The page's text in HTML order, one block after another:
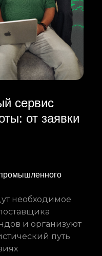
сервис
от заявки
промышленного
необходимое
и организуют
путь